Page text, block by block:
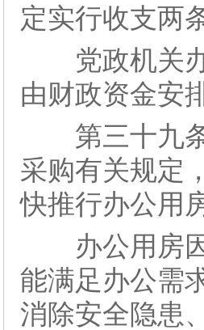
定实行收支两
党政机关办
由财政资金安
第三十九条
采购有关规定
快推行办公用
办公用房因
能满足办公需
消除安全隐患